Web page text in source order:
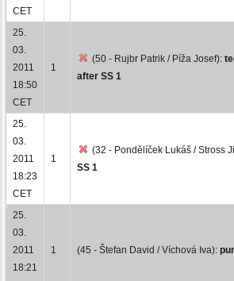
CET
25.
03.
2011
18:50
CET
1
(50 - Rujbr Patrik / Píža Josef):
after SS 1
25.
03.
2011
18:23
CET
1
(32 - Pondělíček Lukáš / Stross
SS 1
25.
03.
2011
18:21
1 (45 - Štefan David / Víchová Iva):